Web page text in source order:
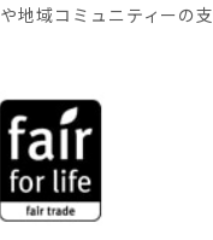
地域コミュニティーの支